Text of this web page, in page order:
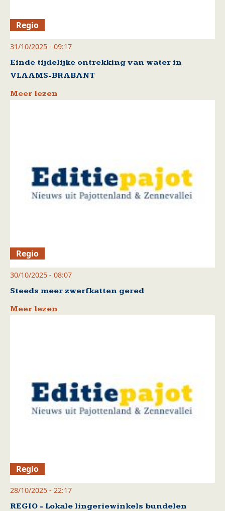
Regio
31/10/2025 - 09:17
Einde tijdelijke ontrekking van water in
VLAAMS-BRABANT
Meer lezen
Regio
30/10/2025 - 08:07
Steeds meer zwerfkatten gered
Meer lezen
Regio
28/10/2025 - 22:17
REGIO - Lokale lingeriewinkels bundelen